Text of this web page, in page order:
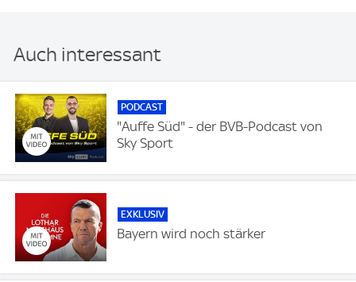
Auch interessant
PODCAST
"Auffe Süd" - der BVB-Podcast von
Sky Sport
EXKLUSIV
Bayern wird noch stärker